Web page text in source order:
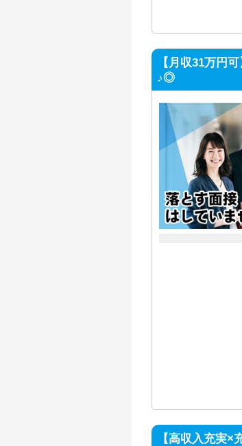
【月収31万円
♪◎
【高収入充実